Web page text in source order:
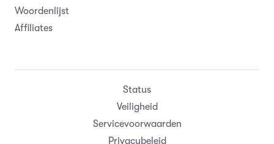
Woordenlijst
Affiliates
Status
Veiligheid
Servicevoorwaarden
Privacybeleid